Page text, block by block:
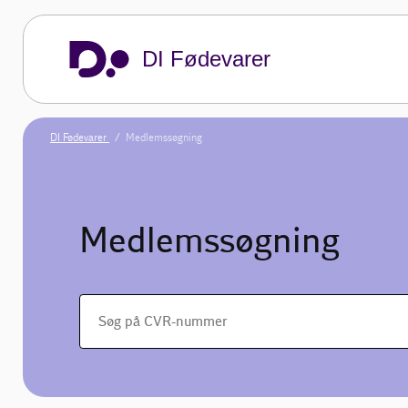
DI Fødevarer
DI Fødevarer Medlemssøgning
Medlemssøgning